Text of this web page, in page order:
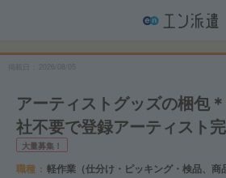
2026/08/05
アーティストグッズの梱包
社不要で登録アーティスト完
大量募集！
職種
軽作業（仕分け・ピッキング・検品、商